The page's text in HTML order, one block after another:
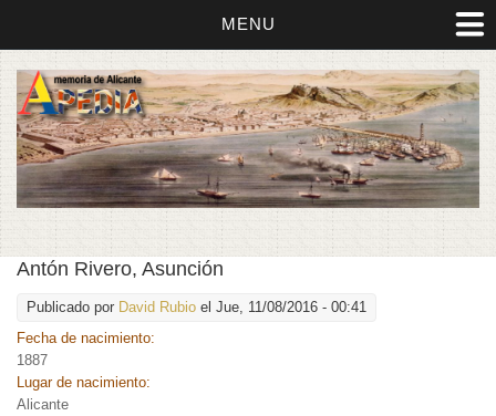
MENU
Antón Rivero, Asunción
Publicado por David Rubio el Jue, 11/08/2016 - 00:41
Fecha de nacimiento:
1887
Lugar de nacimiento:
Alicante